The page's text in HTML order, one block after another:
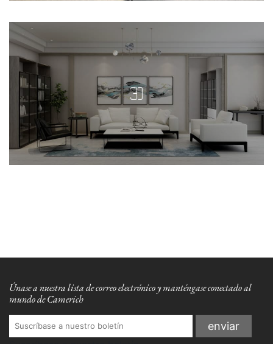
Únase a nuestra lista de correo electrónico y manténgase conectado al
mundo de Camerich